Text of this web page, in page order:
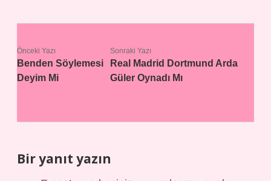
Önceki Yazı
Benden Söylemesi
Deyim Mi
Sonraki Yazı
Real Madrid Dortmund Arda
Güler Oynadı Mı
Bir yanıt yazın